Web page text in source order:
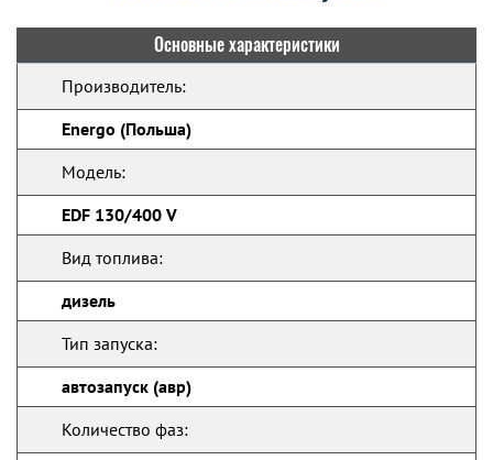
Основные характеристики
Производитель:
Energo (Польша)
Модель:
EDF 130/400 V
Вид топлива:
дизель
Тип запуска:
автозапуск (авр)
Количество фаз: